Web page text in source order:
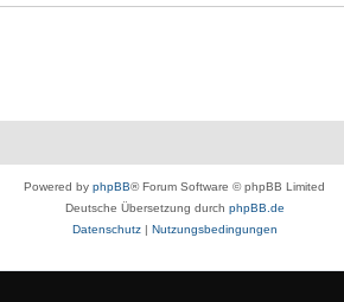
Powered by phpBB® Forum Software © phpBB Limited
Deutsche Übersetzung durch phpBB.de
Datenschutz| Nutzungsbedingungen